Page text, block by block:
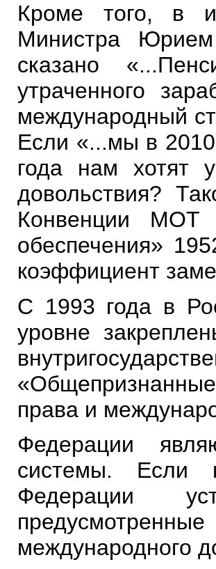
Кроме того, в
Министра
сказано
утраченного
международный
Если «...мы в
года нам хотят
довольствия?
Конвенции МОТ
обеспечения»
коэффициент
С 1993 года в
уровне
права и
Федерации
системы. Если
Федерации
международного